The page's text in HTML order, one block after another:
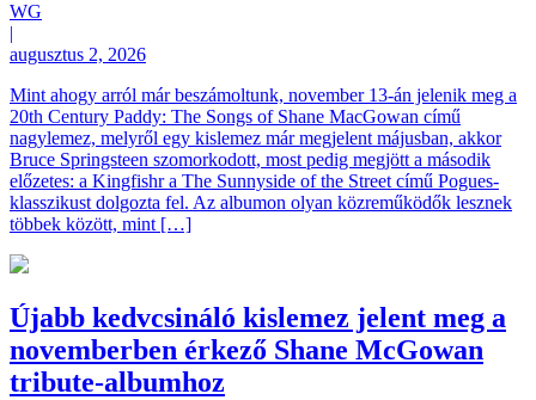
WG
|
augusztus 2, 2026
Mint ahogy arról már beszámoltunk, november 13-án jelenik meg a
20th Century Paddy: The Songs of Shane MacGowan című
nagylemez, melyről egy kislemez már megjelent májusban, akkor
Bruce Springsteen szomorkodott, most pedig megjött a második
előzetes: a Kingfishr a The Sunnyside of the Street című Pogues-
klasszikust dolgozta fel. Az albumon olyan közreműködők lesznek
többek között, mint […]
Újabb kedvcsináló kislemez jelent meg a
novemberben érkező Shane McGowan
tribute-albumhoz